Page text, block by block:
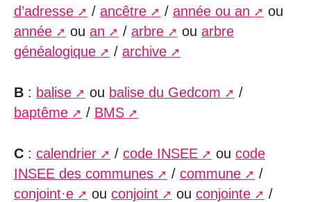
d’adresse
/ ancêtre / année ou an
ou
année
ou an / arbre ou arbre
généalogique
/ archive
B : balise ou balise du Gedcom
/
baptême
/ BMS
C : calendrier / code INSEE ou code
INSEE des communes
/ commune
/
conjoint·e
ou conjoint ou conjointe
/